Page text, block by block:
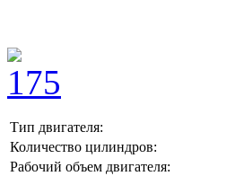
Тип двигателя:
Количество цилиндров:
Рабочий объем двигателя: